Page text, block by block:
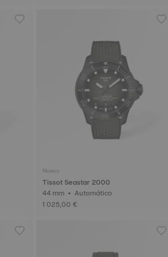
Nuevo
Tissot Seastar 2000
44 mm • Automático
1 025,00 €